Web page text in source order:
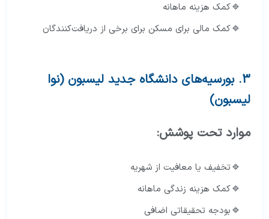
کمک هزینه ماهانه
کمک مالی برای مسکن برای برخی از دریافت‌کنندگان
3. بورسیه‌های دانشگاه جدید لیسبون (نوا
لیسبون)
موارد تحت پوشش:
تخفیف یا معافیت از شهریه
کمک هزینه زندگی ماهانه
بودجه تحقیقاتی اضافی